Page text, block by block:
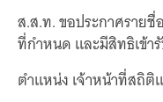
นิเวศสื่อสาธ
จับตาอนาคตป
ส.ส.ท. ขอประกาศราย
ที่กำหนด และมีสิทธิเข้
ตำแหน่ง เจ้าหน้าที่สถิติ